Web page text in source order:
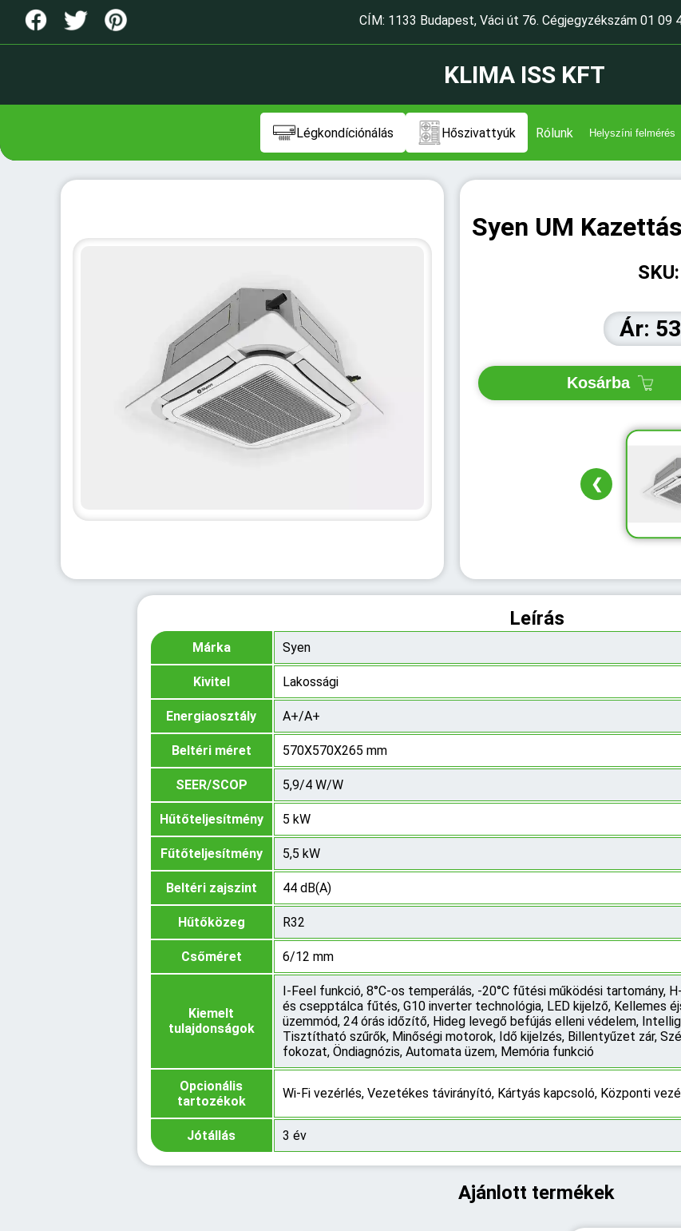
CÍM: 1133 Budapest, Váci út 76. Cégjegyzékszám 01 09
KLIMA ISS KFT
Légkondíciónálás Hőszivattyúk Rólunk Helyszíni felmérés
Syen UM
Ár:
Kosárba
❮
Leírás
Márka Syen
Kivitel Lakossági
Energiaosztály A+/A+
Beltéri méret 570X570X265 mm
SEER/SCOP 5,9/4 W/W
Hűtőteljesítmény 5 kW
Fűtőteljesítmény 5,5 kW
Beltéri zajszint 44 dB(A)
Hűtőközeg R32
Csőméret 6/12 mm
Kiemelt
tulajdonságok
I-Feel funkció, 8°C-os temperálás, -20°C fűtési működési tartomány,
és csepptálca fűtés, G10 inverter technológia, LED kijelző, Kellemes
üzemmód, 24 órás időzítő, Hideg levegő befújás elleni védelem,
Tisztítható szűrők, Minőségi motorok, Idő kijelzés, Billentyűzet zár,
fokozat, Öndiagnózis, Automata üzem, Memória funkció
Opcionális
tartozékok
Wi-Fi vezérlés, Vezetékes távirányító, Kártyás kapcsoló, Központi
Jótállás 3 év
Ajánlott termékek